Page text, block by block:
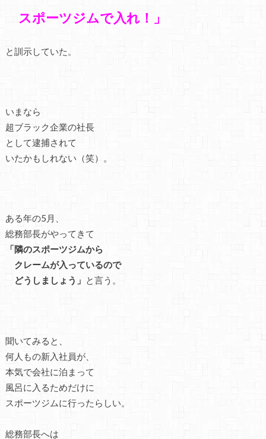
スポーツジムで入れ！」
と訓示していた。
いまなら
超ブラック企業の社長
として逮捕されて
いたかもしれない（笑）。
ある年の5月、
総務部長がやってきて
「隣のスポーツジムから
クレームが入っているので
どうしましょう」 と言う。
聞いてみると、
何人もの新入社員が、
本気で会社に泊まって
風呂に入るためだけに
スポーツジムに行ったらしい。
総務部長へは